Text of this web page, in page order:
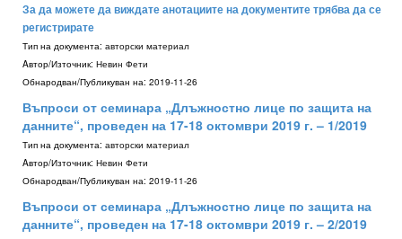
За да можете да виждате анотациите на документите трябва да се
регистрирате
Тип на документа: авторски материал
Aвтор/Източник: Невин Фети
Обнародван/Публикуван на: 2019-11-26
Въпроси от семинара „Длъжностно лице по защита на
данните“, проведен на 17-18 октомври 2019 г. – 1/2019
Тип на документа: авторски материал
Aвтор/Източник: Невин Фети
Обнародван/Публикуван на: 2019-11-26
Въпроси от семинара „Длъжностно лице по защита на
данните“, проведен на 17-18 октомври 2019 г. – 2/2019